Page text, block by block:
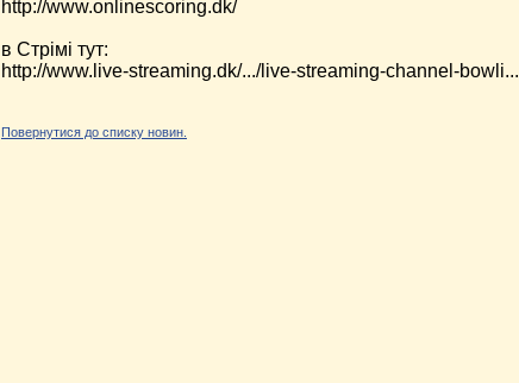
http://www.onlinescoring.dk/
в Стрімі тут:
http://www.live-streaming.dk/.../live-streaming-channel-bowli...
Повернутися до списку новин.